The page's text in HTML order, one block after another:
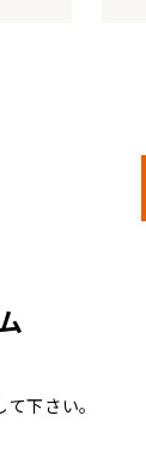
下さい。